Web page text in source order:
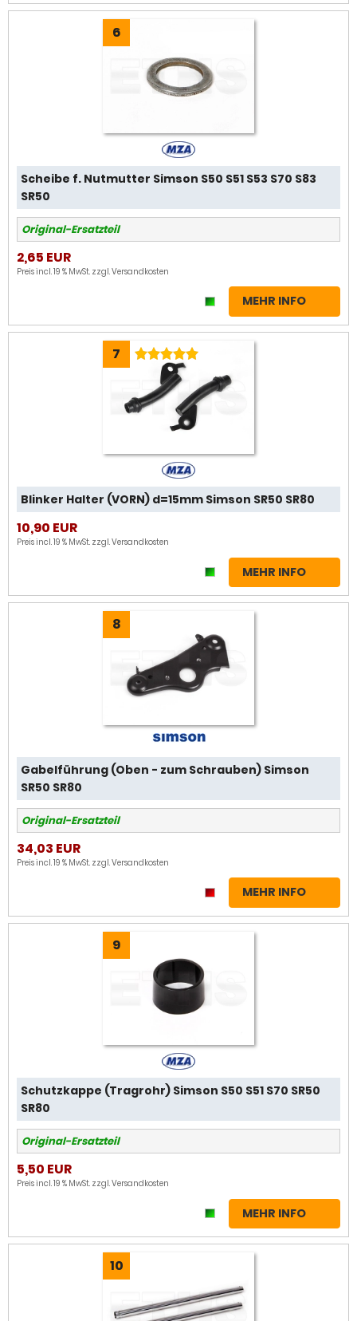
6
Scheibe f. Nutmutter Simson S50 S51 S53 S70 S83
SR50
Original-Ersatzteil
2,65 EUR
Preis incl. 19 % MwSt. zzgl.Versandkosten
MEHR INFO
7
Blinker Halter (VORN) d=15mm Simson SR50 SR80
10,90 EUR
Preis incl. 19 % MwSt. zzgl.Versandkosten
MEHR INFO
8
Gabelführung (Oben - zum Schrauben) Simson
SR50 SR80
Original-Ersatzteil
34,03 EUR
Preis incl. 19 % MwSt. zzgl.Versandkosten
MEHR INFO
9
Schutzkappe (Tragrohr) Simson S50 S51 S70 SR50
SR80
Original-Ersatzteil
5,50 EUR
Preis incl. 19 % MwSt. zzgl.Versandkosten
MEHR INFO
10